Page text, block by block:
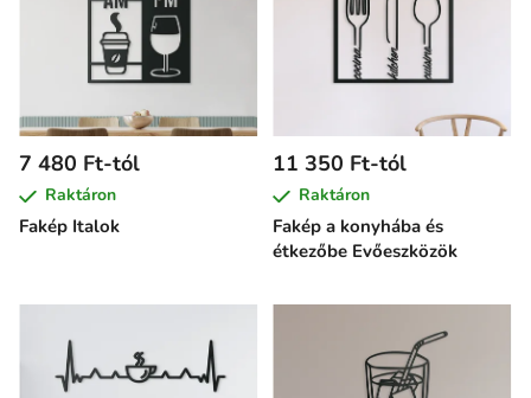
Fakép Italok
7 480 Ft-tól
Raktáron
Fakép a konyhába és
étkezőbe Evőeszközök
11 350 Ft-tól
Raktáron